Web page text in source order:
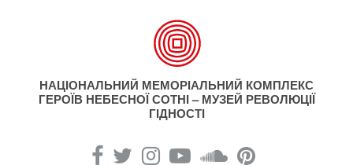
НАЦІОНАЛЬНИЙ МЕМОРІАЛЬНИЙ КОМПЛЕКС
ГЕРОЇВ НЕБЕСНОЇ СОТНІ – МУЗЕЙ РЕВОЛЮЦІЇ
ГІДНОСТІ